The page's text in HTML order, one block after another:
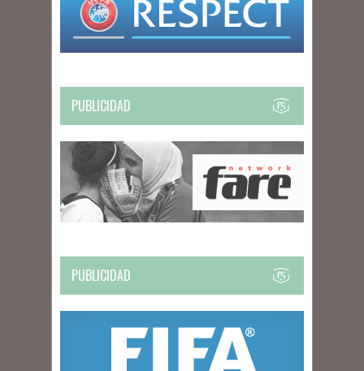
PUBLICIDAD
PUBLICIDAD